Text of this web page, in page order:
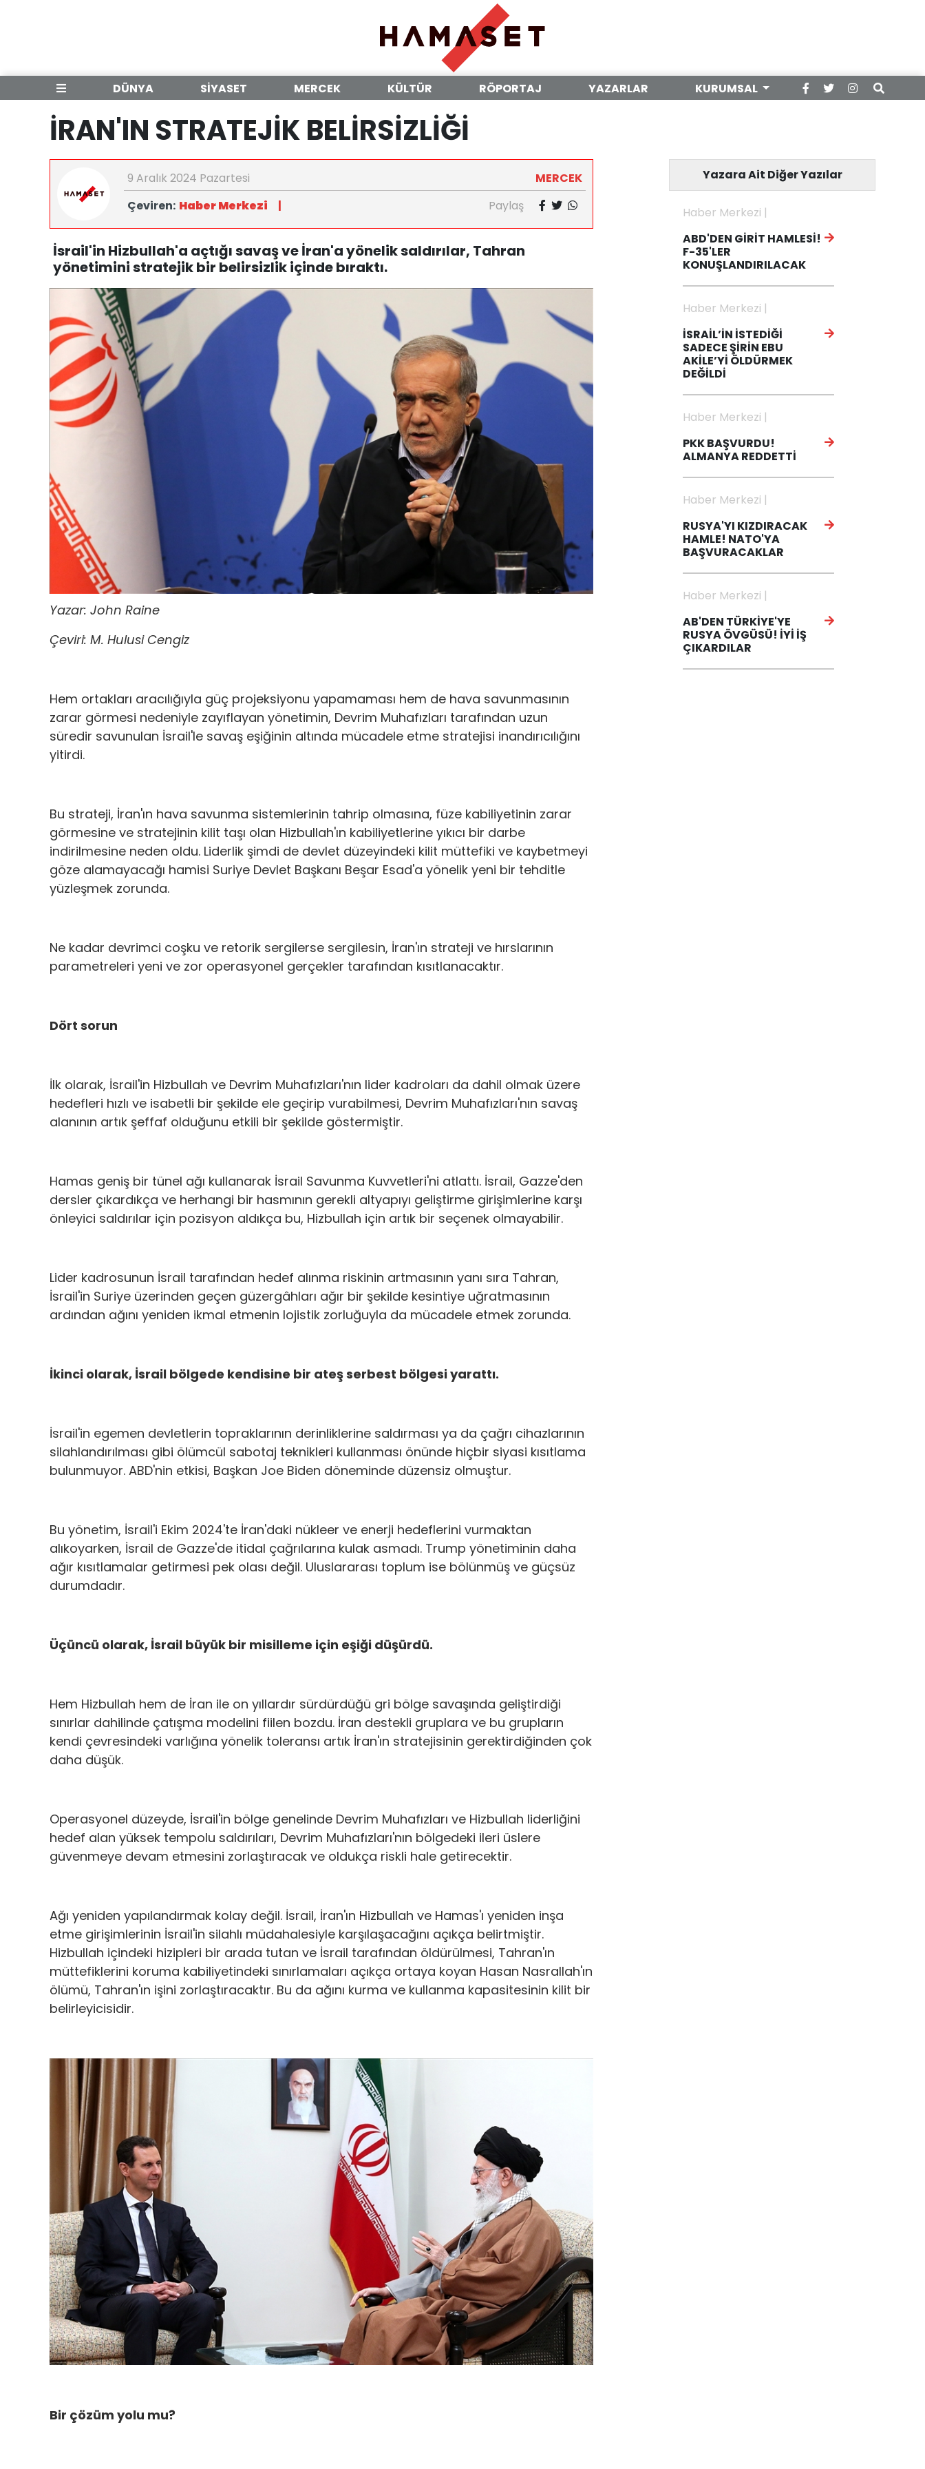
DÜNYA SİYASET MERCEK KÜLTÜR RÖPORTAJ YAZARLAR KURUMSAL
İRAN'IN STRATEJİK BELİRSİZLİĞİ
9 Aralık 2024 Pazartesi
MERCEK
Çeviren: Haber Merkezi | Paylaş
İsrail'in Hizbullah'a açtığı savaş ve İran'a yönelik saldırılar, Tahran
yönetimini stratejik bir belirsizlik içinde bıraktı.
Yazar: John Raine
Çeviri: M. Hulusi Cengiz
Hem ortakları aracılığıyla güç projeksiyonu yapamaması hem de hava savunmasının
zarar görmesi nedeniyle zayıflayan yönetimin, Devrim Muhafızları tarafından uzun
süredir savunulan İsrail'le savaş eşiğinin altında mücadele etme stratejisi inandırıcılığını
yitirdi.
Bu strateji, İran'ın hava savunma sistemlerinin tahrip olmasına, füze kabiliyetinin zarar
görmesine ve stratejinin kilit taşı olan Hizbullah'ın kabiliyetlerine yıkıcı bir darbe
indirilmesine neden oldu. Liderlik şimdi de devlet düzeyindeki kilit müttefiki ve kaybetmeyi
göze alamayacağı hamisi Suriye Devlet Başkanı Beşar Esad'a yönelik yeni bir tehditle
yüzleşmek zorunda.
Ne kadar devrimci coşku ve retorik sergilerse sergilesin, İran'ın strateji ve hırslarının
parametreleri yeni ve zor operasyonel gerçekler tarafından kısıtlanacaktır.
Dört sorun
İlk olarak, İsrail'in Hizbullah ve Devrim Muhafızları'nın lider kadroları da dahil olmak üzere
hedefleri hızlı ve isabetli bir şekilde ele geçirip vurabilmesi, Devrim Muhafızları'nın savaş
alanının artık şeffaf olduğunu etkili bir şekilde göstermiştir.
Hamas geniş bir tünel ağı kullanarak İsrail Savunma Kuvvetleri'ni atlattı. İsrail, Gazze'den
dersler çıkardıkça ve herhangi bir hasmının gerekli altyapıyı geliştirme girişimlerine karşı
önleyici saldırılar için pozisyon aldıkça bu, Hizbullah için artık bir seçenek olmayabilir.
Lider kadrosunun İsrail tarafından hedef alınma riskinin artmasının yanı sıra Tahran,
İsrail'in Suriye üzerinden geçen güzergâhları ağır bir şekilde kesintiye uğratmasının
ardından ağını yeniden ikmal etmenin lojistik zorluğuyla da mücadele etmek zorunda.
İkinci olarak, İsrail bölgede kendisine bir ateş serbest bölgesi yarattı.
İsrail'in egemen devletlerin topraklarının derinliklerine saldırması ya da çağrı cihazlarının
silahlandırılması gibi ölümcül sabotaj teknikleri kullanması önünde hiçbir siyasi kısıtlama
bulunmuyor. ABD'nin etkisi, Başkan Joe Biden döneminde düzensiz olmuştur.
Bu yönetim, İsrail'i Ekim 2024'te İran'daki nükleer ve enerji hedeflerini vurmaktan
alıkoyarken, İsrail de Gazze'de itidal çağrılarına kulak asmadı. Trump yönetiminin daha
ağır kısıtlamalar getirmesi pek olası değil. Uluslararası toplum ise bölünmüş ve güçsüz
durumdadır.
Üçüncü olarak, İsrail büyük bir misilleme için eşiği düşürdü.
Hem Hizbullah hem de İran ile on yıllardır sürdürdüğü gri bölge savaşında geliştirdiği
sınırlar dahilinde çatışma modelini fiilen bozdu. İran destekli gruplara ve bu grupların
kendi çevresindeki varlığına yönelik toleransı artık İran'ın stratejisinin gerektirdiğinden çok
daha düşük.
Operasyonel düzeyde, İsrail'in bölge genelinde Devrim Muhafızları ve Hizbullah liderliğini
hedef alan yüksek tempolu saldırıları, Devrim Muhafızları'nın bölgedeki ileri üslere
güvenmeye devam etmesini zorlaştıracak ve oldukça riskli hale getirecektir.
Ağı yeniden yapılandırmak kolay değil. İsrail, İran'ın Hizbullah ve Hamas'ı yeniden inşa
etme girişimlerinin İsrail'in silahlı müdahalesiyle karşılaşacağını açıkça belirtmiştir.
Hizbullah içindeki hizipleri bir arada tutan ve İsrail tarafından öldürülmesi, Tahran'ın
müttefiklerini koruma kabiliyetindeki sınırlamaları açıkça ortaya koyan Hasan Nasrallah'ın
ölümü, Tahran'ın işini zorlaştıracaktır. Bu da ağını kurma ve kullanma kapasitesinin kilit bir
belirleyicisidir.
Bir çözüm yolu mu?
Yazara Ait Diğer Yazılar
Haber Merkezi |
ABD'DEN GİRİT HAMLESİ!
F-35'LER
KONUŞLANDIRILACAK
Haber Merkezi |
İSRAİL’İN İSTEDİĞİ
SADECE ŞİRİN EBU
AKİLE’Yİ ÖLDÜRMEK
DEĞİLDİ
Haber Merkezi |
PKK BAŞVURDU!
ALMANYA REDDETTİ
Haber Merkezi |
RUSYA'YI KIZDIRACAK
HAMLE! NATO'YA
BAŞVURACAKLAR
Haber Merkezi |
AB'DEN TÜRKİYE'YE
RUSYA ÖVGÜSÜ! İYİ İŞ
ÇIKARDILAR